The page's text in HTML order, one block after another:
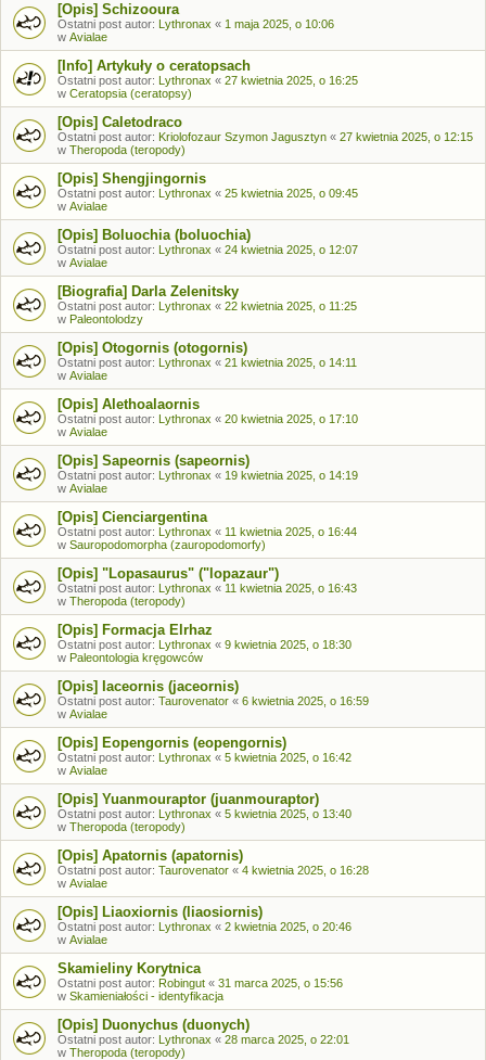
[Opis] Schizooura
Ostatni post autor: Lythronax « 1 maja 2025, o 10:06
w Avialae
[Info] Artykuły o ceratopsach
Ostatni post autor: Lythronax « 27 kwietnia 2025, o 16:25
w Ceratopsia (ceratopsy)
[Opis] Caletodraco
Ostatni post autor: Kriolofozaur Szymon Jagusztyn « 27 kwietnia 2025, o 12:15
w Theropoda (teropody)
[Opis] Shengjingornis
Ostatni post autor: Lythronax « 25 kwietnia 2025, o 09:45
w Avialae
[Opis] Boluochia (boluochia)
Ostatni post autor: Lythronax « 24 kwietnia 2025, o 12:07
w Avialae
[Biografia] Darla Zelenitsky
Ostatni post autor: Lythronax « 22 kwietnia 2025, o 11:25
w Paleontolodzy
[Opis] Otogornis (otogornis)
Ostatni post autor: Lythronax « 21 kwietnia 2025, o 14:11
w Avialae
[Opis] Alethoalaornis
Ostatni post autor: Lythronax « 20 kwietnia 2025, o 17:10
w Avialae
[Opis] Sapeornis (sapeornis)
Ostatni post autor: Lythronax « 19 kwietnia 2025, o 14:19
w Avialae
[Opis] Cienciargentina
Ostatni post autor: Lythronax « 11 kwietnia 2025, o 16:44
w Sauropodomorpha (zauropodomorfy)
[Opis] "Lopasaurus" ("lopazaur")
Ostatni post autor: Lythronax « 11 kwietnia 2025, o 16:43
w Theropoda (teropody)
[Opis] Formacja Elrhaz
Ostatni post autor: Lythronax « 9 kwietnia 2025, o 18:30
w Paleontologia kręgowców
[Opis] Iaceornis (jaceornis)
Ostatni post autor: Taurovenator « 6 kwietnia 2025, o 16:59
w Avialae
[Opis] Eopengornis (eopengornis)
Ostatni post autor: Lythronax « 5 kwietnia 2025, o 16:42
w Avialae
[Opis] Yuanmouraptor (juanmouraptor)
Ostatni post autor: Lythronax « 5 kwietnia 2025, o 13:40
w Theropoda (teropody)
[Opis] Apatornis (apatornis)
Ostatni post autor: Taurovenator « 4 kwietnia 2025, o 16:28
w Avialae
[Opis] Liaoxiornis (liaosiornis)
Ostatni post autor: Lythronax « 2 kwietnia 2025, o 20:46
w Avialae
Skamieliny Korytnica
Ostatni post autor: Robingut « 31 marca 2025, o 15:56
w Skamieniałości - identyfikacja
[Opis] Duonychus (duonych)
Ostatni post autor: Lythronax « 28 marca 2025, o 22:01
w Theropoda (teropody)